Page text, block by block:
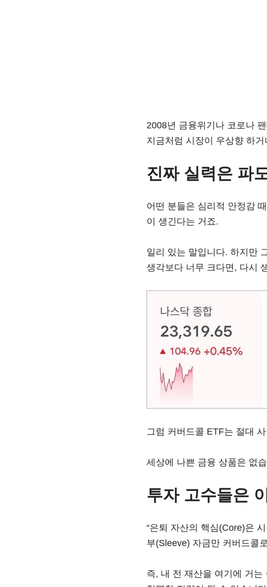
2008년 금융위기나 코로나
지금처럼 시장이 우상향 하
진짜 실력은 파
어떤 분들은 심리적 안정감
이 생긴다는 거죠.
일리 있는 말입니다. 하지만
생각보다 너무 크다면, 다시
그럼 커버드콜 ETF는 절대
세상에 나쁜 금융 상품은 없
투자 고수들은
“은퇴 자산의 핵심(Core)은
부(Sleeve) 자금만 커버드콜
즉, 내 전 재산을 여기에 거